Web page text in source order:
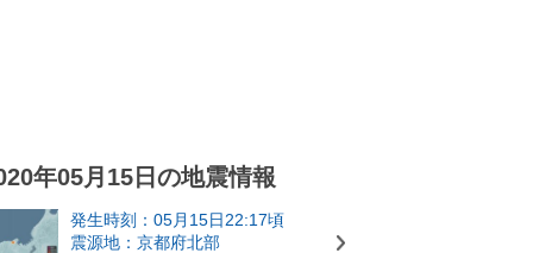
年05月15日の地震情報
発生時刻：05月15日22:17頃
震源地：京都府北部